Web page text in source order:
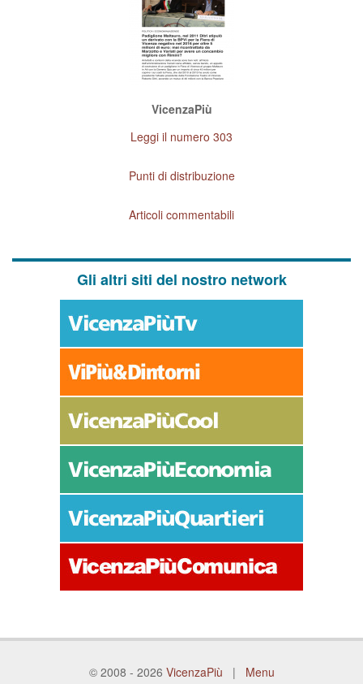
VicenzaPiù
Leggi il numero 303
Punti di distribuzione
Articoli commentabili
Gli altri siti del nostro network
© 2008 - 2026 VicenzaPiù | Menu